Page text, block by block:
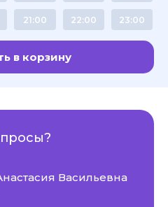
21:00 22:00 23:00
в корзину
Васильевна